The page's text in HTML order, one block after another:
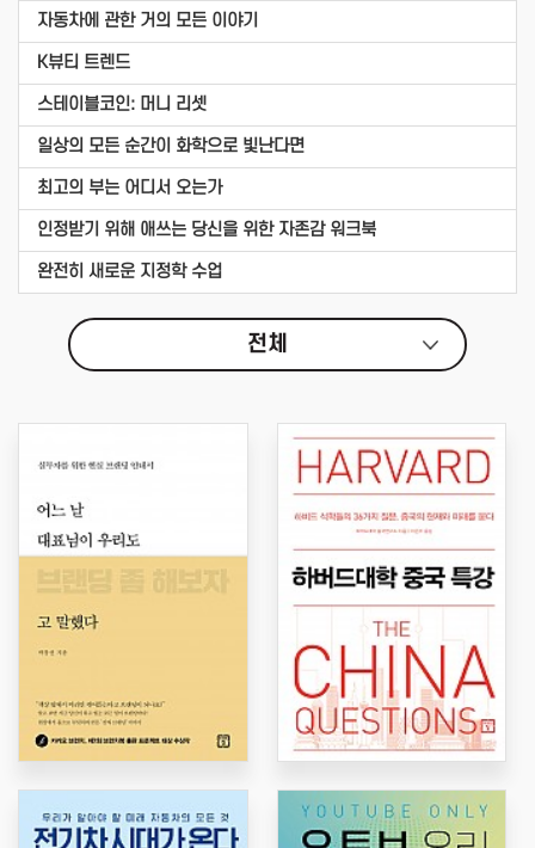
자동차에 관한 거의 모든 이야기
K뷰티 트렌드
스테이블코인: 머니 리셋
일상의 모든 순간이 화학으로 빛난다면
최고의 부는 어디서 오는가
인정받기 위해 애쓰는 당신을 위한 자존감 워크북
완전히 새로운 지정학 수업
전체